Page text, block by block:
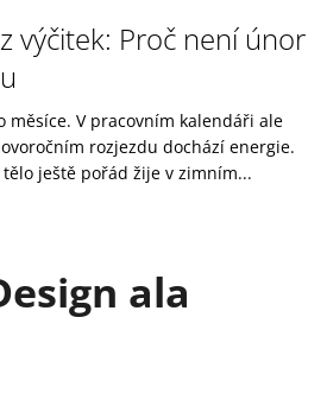
výčitek: Proč není únor
měsíce. V pracovním kalendáři ale
rozjezdu dochází energie.
ještě pořád žije v zimním...
ala